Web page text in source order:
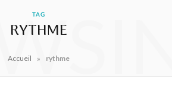
TAG
RYTHME
Accueil » rythme